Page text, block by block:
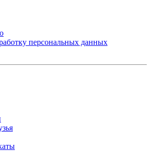
персональных данных